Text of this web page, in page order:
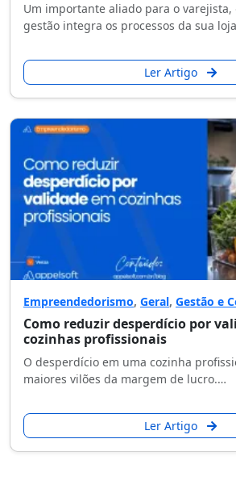
Um importante aliado para o varejista,
gestão integra os processos da sua
Ler Artigo
Empreendedorismo, Geral, Gestão e
Como reduzir desperdício por
cozinhas profissionais
O desperdício em uma cozinha
maiores vilões da margem de lucro.…
Ler Artigo